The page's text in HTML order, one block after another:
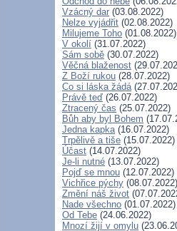
Vzácný dar (03.08.2022)
Nelze vyjádřit (02.08.2022)
Milujeme Toho (01.08.2022)
V okolí (31.07.2022)
Sám sobě (30.07.2022)
Věčná blaženost
Z Boží rukou (28.07.2022)
Co si láska žádá
Právě teď (26.07.2022)
Ztracený čas (25.07.2022)
Bůh aby byl Bohem
Jedna kapka(16.07.2022)
Trpělivě a tiše (15.07.2022)
Účast (14.07.2022)
Je-li nutné (13.07.2022)
Pojď se mnou (12.07.2022)
Vichřice pýchy (08.07.2022)
Změní náš život
Nade všechno (01.07.2022)
Od Tebe (24.06.2022)
Mnozí žijí v omylu